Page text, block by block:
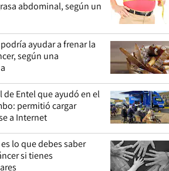
abdominal, según un
ayudar a frenar la
según una
de Entel que ayudó en el
permitió cargar
a Internet
lo que debes saber
si tienes